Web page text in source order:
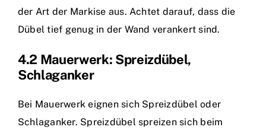
der Art der Markise aus. Achtet darauf, dass die
Dübel tief genug in der Wand verankert sind.
4.2 Mauerwerk: Spreizdübel,
Schlaganker
Bei Mauerwerk eignen sich Spreizdübel oder
Schlaganker. Spreizdübel spreizen sich beim